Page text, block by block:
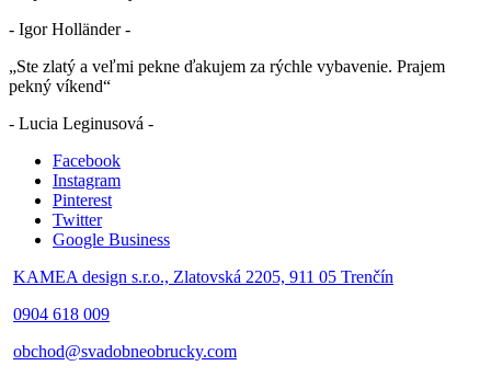
- Igor Holländer -
„Ste zlatý a veľmi pekne ďakujem za rýchle vybavenie. Prajem
pekný víkend“
- Lucia Leginusová -
Facebook
Instagram
Pinterest
Twitter
Google Business
KAMEA design s.r.o., Zlatovská 2205, 911 05 Trenčín
0904 618 009
obchod@svadobneobrucky.com